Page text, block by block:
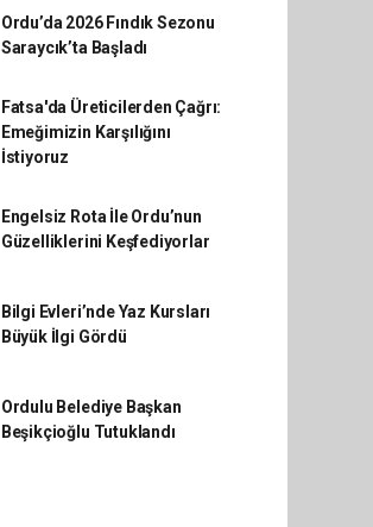
Ordu’da 2026 Fındık Sezonu
Saraycık’ta Başladı
Fatsa'da Üreticilerden Çağrı:
Emeğimizin Karşılığını
İstiyoruz
Engelsiz Rota İle Ordu’nun
Güzelliklerini Keşfediyorlar
Bilgi Evleri’nde Yaz Kursları
Büyük İlgi Gördü
Ordulu Belediye Başkan
Beşikçioğlu Tutuklandı